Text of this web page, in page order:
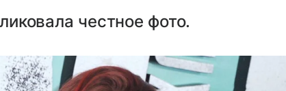
честное фото.